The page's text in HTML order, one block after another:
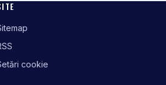
cookie